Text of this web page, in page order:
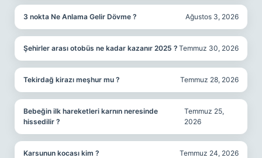
3 nokta Ne Anlama Gelir Dövme ? Ağustos 3, 2026
Şehirler arası otobüs ne kadar kazanır 2025 ? Temmuz 30, 2026
Tekirdağ kirazı meşhur mu ? Temmuz 28, 2026
Bebeğin ilk hareketleri karnın neresinde
hissedilir ?
Temmuz 25,
2026
Karsunun kocası kim ? Temmuz 24, 2026